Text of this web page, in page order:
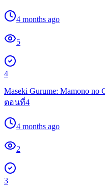
4 months ago
5
4
Maseki Gurume: Mamono no
ตอนที่4
4 months ago
2
3